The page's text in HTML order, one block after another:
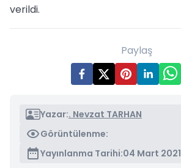
verildi.
Paylaş
Yazar:. Nevzat TARHAN
Görüntülenme:
Yayınlanma Tarihi:04 Mart 2021